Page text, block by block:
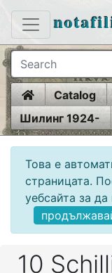
HomeCatalog
Шилинг 1924-
Това е
страницата.
уебсайта за
10